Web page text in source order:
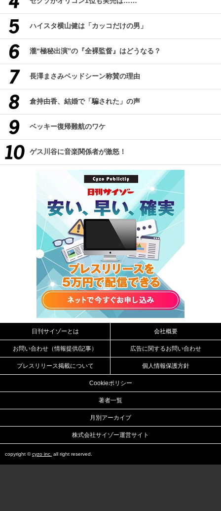
ハイスタ横山健は「カッコだけの男」
瀧“極秘出演”の『全裸監督』はどうなる？
長澤まさみベッドシーン称賛の理由
倉持由香、結婚で「騙された」の声
ベッキー復帰難航のワケ
ゲス川谷に音楽関係者が激怒！
日刊サイゾーとは 会社概要
お問い合わせ（情報提供/記事） 広告に関するお問い合わせ
プレスリリース掲載について 個人情報保護方針
Cookieポリシー
著者一覧
月別アーカイブ
株式会社サイゾー運営サイト
copyright ©cyzo inc. all right reserved.